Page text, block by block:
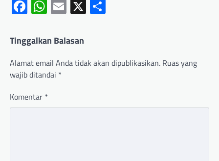
Facebook
WhatsApp
Email
X
Tinggalkan Balasan
Alamat email Anda tidak akan dipublikasikan. Ruas yang
wajib ditandai *
Komentar *